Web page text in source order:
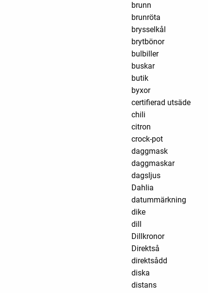
brunn
brunröta
brysselkål
brytbönor
bulbiller
buskar
butik
byxor
certifierad utsäde
chili
citron
crock-pot
daggmask
daggmaskar
dagsljus
Dahlia
datummärkning
dike
dill
Dillkronor
Direktså
direktsådd
diska
distans